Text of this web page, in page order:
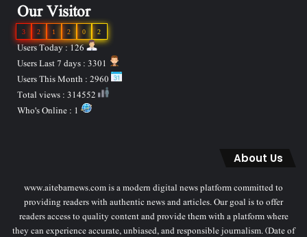
Our Visitor
2
0
2
1
2
3
Users Today : 126
About Us
www.aitebarnews.com is a modern digital news platform committed to
providing readers with authentic news and articles. Our goal is to offer
readers access to quality content and provide them with a platform where
they can experience accurate, unbiased, and responsible journalism. (Date of